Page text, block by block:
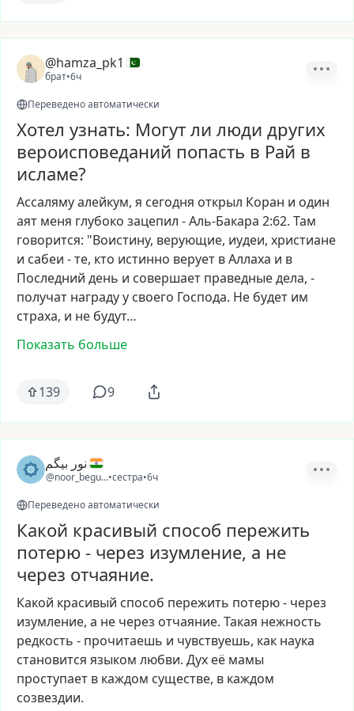
@hamza_pk1
брат•6ч
Переведено автоматически
Хотел узнать: Могут ли люди других
вероисповеданий попасть в Рай в
исламе?
Ассалямуалейкум, я сегодня открыл Коран и один
аят меня глубоко зацепил -Аль-Бакара 2:62. Там
говорится: "Воистину, верующие, иудеи, христиане
и сабеи -те, кто истинно верует вАллаха и в
Последний день и совершает праведныедела, -
получат наградуу своего Господа. Не будет им
страха, и не будут…
Показать больше
139 9
نور بیگم
@noor_begum2
•сестра•6ч
Переведено автоматически
Какой красивый способ пережить
потерю - через изумление, а не
через отчаяние.
Какой красивый способ пережить потерю- через
изумление, а не через отчаяние. Такая нежность
редкость - прочитаешь и чувствуешь, как наука
становится языком любви. Дух её мамы
проступает в каждом существе, в каждом
созвездии.